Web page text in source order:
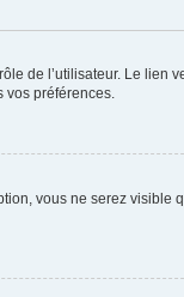
de l’utilisateur. Le lien
vos préférences.
vous ne serez visible